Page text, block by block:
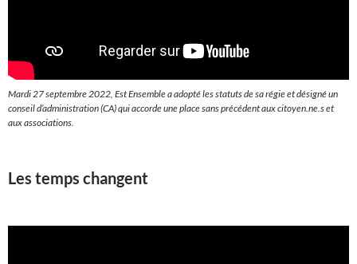
Mardi 27 septembre 2022, Est Ensemble a adopté les statuts de sa régie et désigné un
conseil d’administration (CA) qui accorde une place sans précédent aux citoyen.ne.s et
aux associations.
Les temps changent